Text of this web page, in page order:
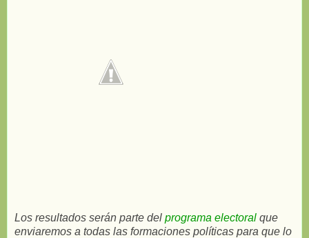
Los resultados serán parte del programa electoral que
enviaremos a todas las formaciones políticas para que lo